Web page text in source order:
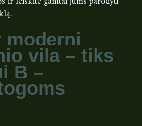
moderni
vila – tiks
B –